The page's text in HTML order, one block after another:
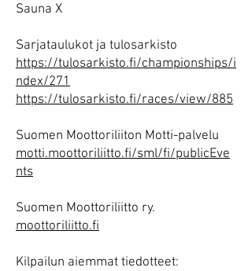
Sauna X
Sarjataulukot ja tulosarkisto
https://tulosarkisto.fi/championships/i
ndex/271
https://tulosarkisto.fi/races/view/885
Suomen Moottoriliiton Motti-palvelu
motti.moottoriliitto.fi/sml/fi/publicEve
nts
Suomen Moottoriliitto ry.
moottoriliitto.fi
Kilpailun aiemmat tiedotteet: